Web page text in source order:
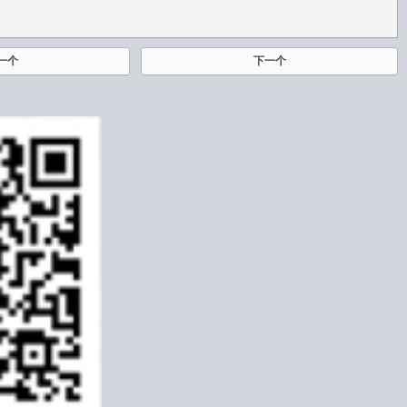
个 下一个